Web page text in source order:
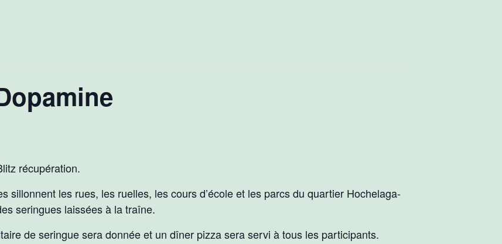
récupération.
sillonnent les rues, les ruelles, les cours d’école et les parcs du quartier Hochelaga-
seringues laissées à la traîne.
de seringue sera donnée et un dîner pizza sera servi à tous les participants.